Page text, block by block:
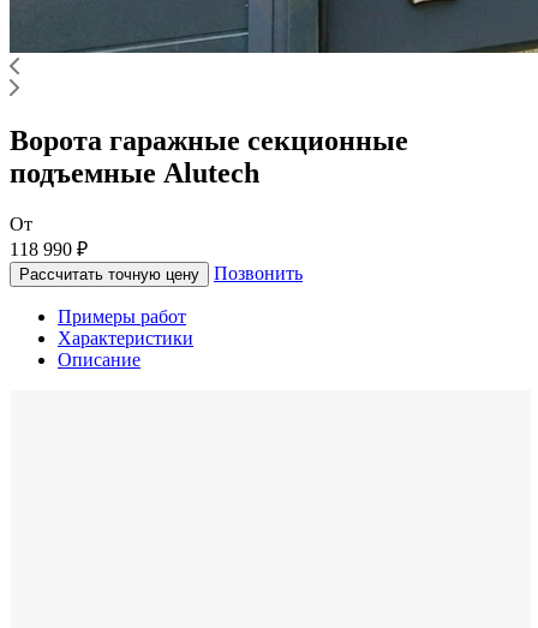
Ворота гаражные секционные
подъемные Alutech
От
118 990 ₽
Рассчитать точную цену Позвонить
Примеры работ
Характеристики
Описание